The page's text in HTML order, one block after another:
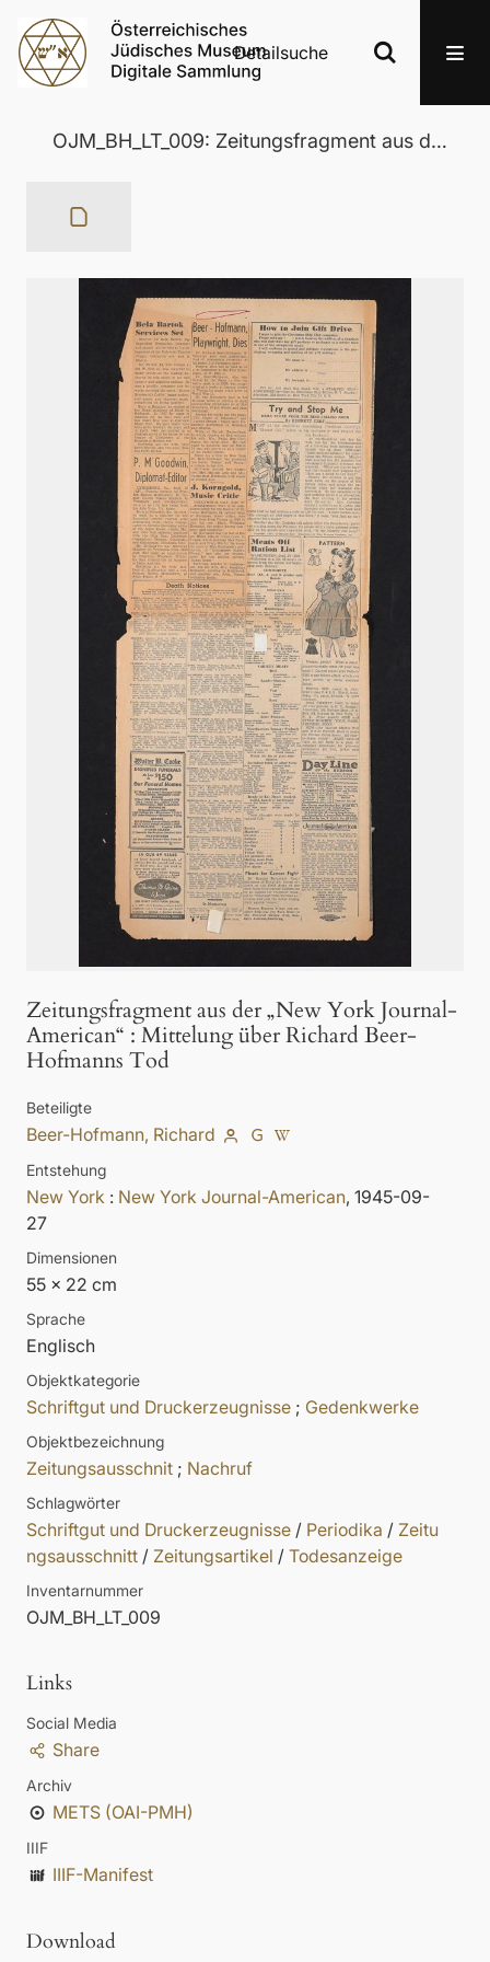
Detailsuche
OJM_BH_LT_009: Zeitungsfragment aus der „New York Journal-American“
Zeitungsfragment aus der „New York Journal-
American“ : Mittelung über Richard Beer-
Hofmanns Tod
Beteiligte
Beer-Hofmann, Richard
Entstehung
New York : New York Journal-American, 1945-09-
27
Dimensionen
55 x 22 cm
Sprache
Englisch
Objektkategorie
Schriftgut und Druckerzeugnisse ; Gedenkwerke
Objektbezeichnung
Zeitungsausschnit ; Nachruf
Schlagwörter
Schriftgut und Druckerzeugnisse / Periodika / Zeitu
ngsausschnitt / Zeitungsartikel / Todesanzeige
Inventarnummer
OJM_BH_LT_009
Links
Social Media
Share
Archiv
METS (OAI-PMH)
IIIF
IIIF-Manifest
Download